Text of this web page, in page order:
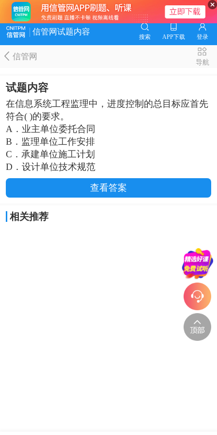
信管网试题内容
搜索 APP下载 登录
信管网
导航
试题内容
在信息系统工程监理中，进度控制的总目标应首先
符合( )的要求。
A．业主单位委托合同
B．监理单位工作安排
C．承建单位施工计划
D．设计单位技术规范
查看答案
相关推荐